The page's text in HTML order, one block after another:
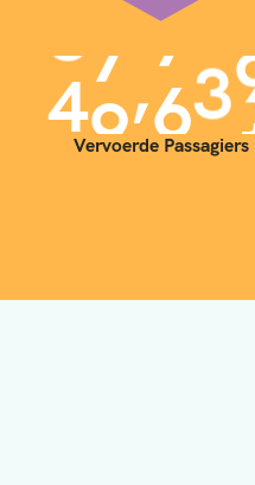
40,00
Vervoerde Passagiers